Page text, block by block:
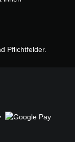
Pflichtfelder.